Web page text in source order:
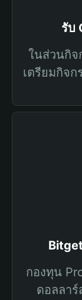
รับ
ในส่วนกิจ
เตรียมกิจก
กองทุน
ดอลลา